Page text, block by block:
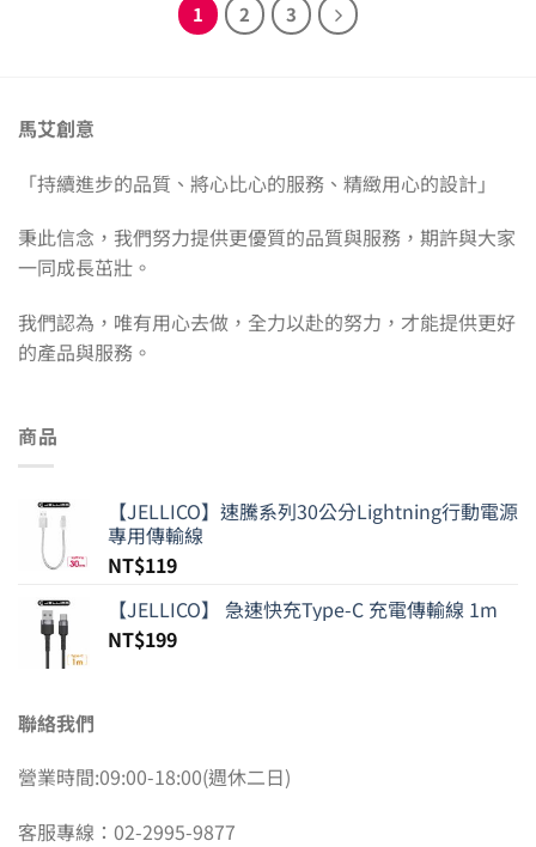
1 2 3
馬艾創意
「持續進步的品質、將心比心的服務、精緻用心的設計」
秉此信念，我們努力提供更優質的品質與服務，期許與大家
一同成長茁壯。
我們認為，唯有用心去做，全力以赴的努力，才能提供更好
的產品與服務。
商品
【JELLICO】速騰系列30公分Lightning行動電源
專用傳輸線
NT$119
【JELLICO】 急速快充Type-C 充電傳輸線 1m
NT$199
聯絡我們
營業時間:09:00-18:00(週休二日)
客服專線：02-2995-9877